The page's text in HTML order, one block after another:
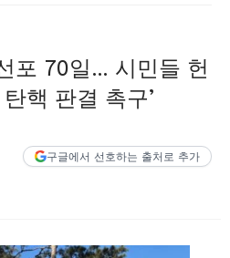
포 70일… 시민들 헌
핵 판결 촉구’
구글에서 선호하는 출처로 추가